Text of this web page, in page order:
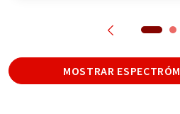
MOSTRAR